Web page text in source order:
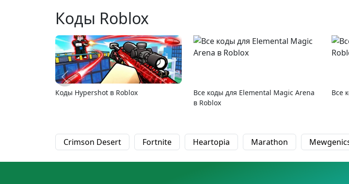
Коды Roblox
Коды Hypershot в Roblox
Все коды для Elemental Magic Arena
в Roblox
Все
Crimson Desert Fortnite Heartopia Marathon